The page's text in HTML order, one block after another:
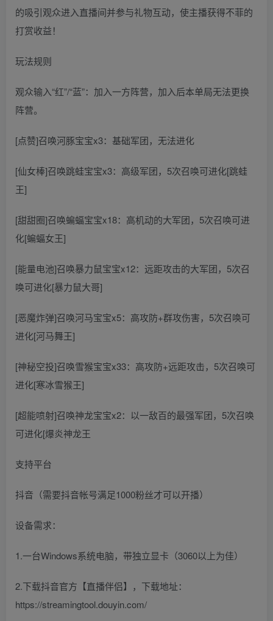
的吸引观众进入直播间并参与礼物互动，使主播获得不菲的
打赏收益！
玩法规则
观众输入“红”/“蓝”：加入一方阵营，加入后本单局无法更换
阵营。
[点赞]召唤河豚宝宝x3：基础军团，无法进化
[仙女棒]召唤跳蛙宝宝x3：高级军团，5次召唤可进化[跳蛙
王]
[甜甜圈]召唤蝙蝠宝宝x18：高机动的大军团，5次召唤可进
化[蝙蝠女王]
[能量电池]召唤暴力鼠宝宝x12：远距攻击的大军团，5次召
唤可进化[暴力鼠大哥]
[恶魔炸弹]召唤河马宝宝x5：高攻防+群攻伤害，5次召唤可
进化[河马舞王]
[神秘空投]召唤雪猴宝宝x33：高攻防+远距攻击，5次召唤可
进化[寒冰雪猴王]
[超能喷射]召唤神龙宝宝x2：以一敌百的最强军团，5次召唤
可进化[爆炎神龙王
支持平台
抖音（需要抖音帐号满足1000粉丝才可以开播）
设备需求：
1.一台Windows系统电脑，带独立显卡（3060以上为佳）
2.下载抖音官方【直播伴侣】，下载地址：
https://streamingtool.douyin.com/